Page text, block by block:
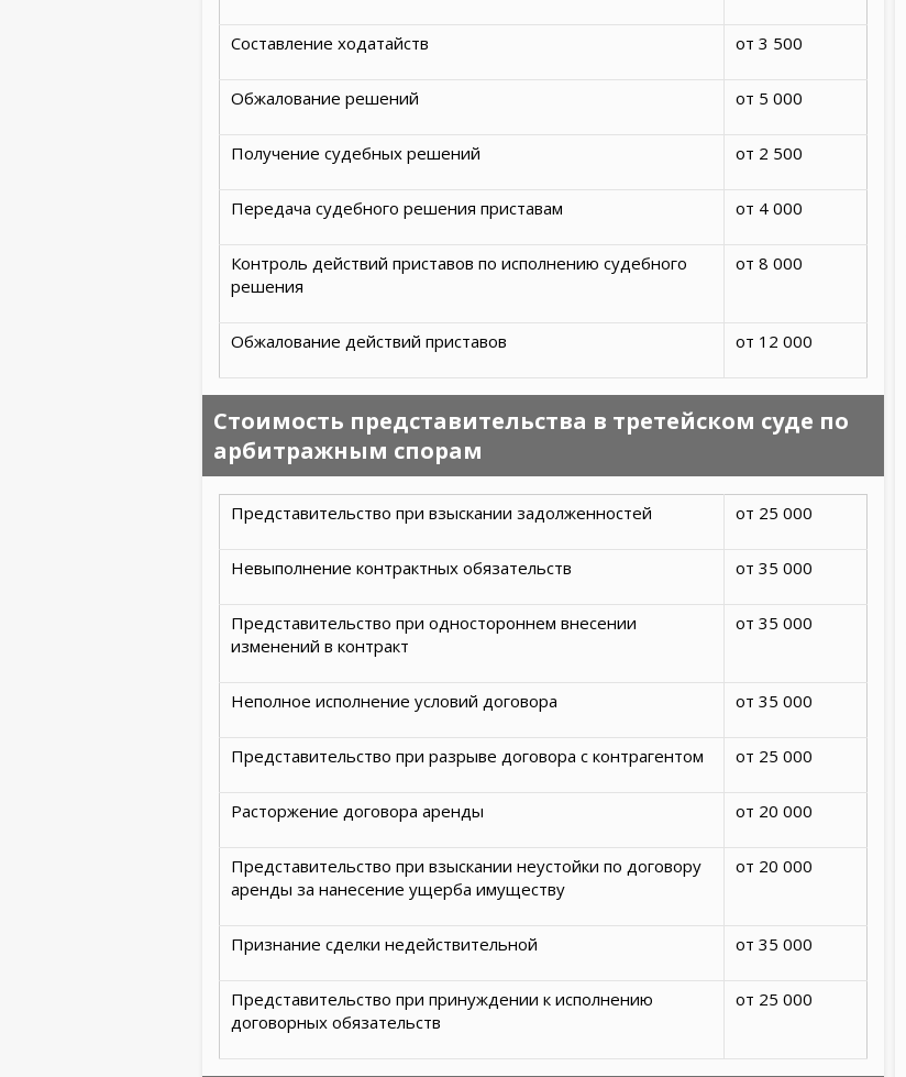
Составление ходатайств от 3 500
Обжалование решений от 5 000
Получение судебных решений от 2 500
Передача судебного решения приставам от 4 000
Контроль действий приставов по исполнению судебного
решения
от 8 000
Обжалование действий приставов от 12 000
Стоимость представительства в третейском суде по
арбитражным спорам
Представительство при взыскании задолженностей от 25 000
Невыполнение контрактных обязательств от 35 000
Представительство при одностороннем внесении
изменений в контракт
от 35 000
Неполное исполнение условий договора от 35 000
Представительство при разрыве договора с контрагентом от 25 000
Расторжение договора аренды от 20 000
Представительство при взыскании неустойки по договору
аренды за нанесение ущерба имуществу
от 20 000
Признание сделки недействительной от 35 000
Представительство при принуждении к исполнению
договорных обязательств
от 25 000